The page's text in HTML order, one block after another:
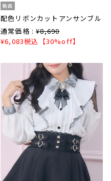
動画
配色リボンカットアンサンブル
通常価格 : ¥8,690
¥6,083税込 【30%off】